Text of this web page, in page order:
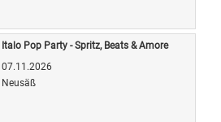
Italo Pop Party - Spritz, Beats & Amore
07.11.2026
Neusäß